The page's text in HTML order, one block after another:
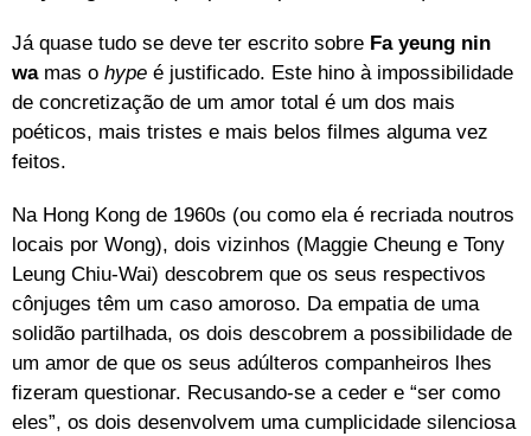
Já quase tudo se deve ter escrito sobre Fa yeung nin
wamas o hype é justificado. Este hino à impossibilidade
de concretização de um amor total é um dos mais
poéticos, mais tristes e mais belos filmes alguma vez
feitos.
Na Hong Kong de 1960s (ou como ela é recriada noutros
locais por Wong), dois vizinhos (Maggie Cheung e Tony
Leung Chiu-Wai) descobrem que os seus respectivos
cônjuges têm um caso amoroso. Da empatia de uma
solidão partilhada, os dois descobrem a possibilidade de
um amor de que os seus adúlteros companheiros lhes
fizeram questionar. Recusando-se a ceder e “ser como
eles”, os dois desenvolvem uma cumplicidade silenciosa